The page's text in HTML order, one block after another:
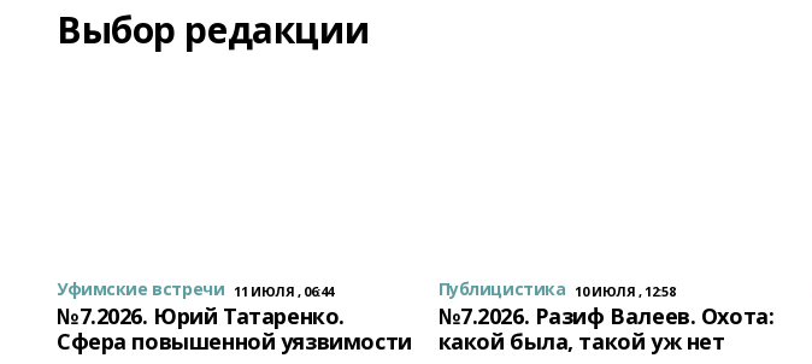
Выбор редакции
Уфимские встречи 11 ИЮЛЯ , 06:44
№7.2026. Юрий Татаренко.
Сфера повышенной уязвимости
Публицистика 10 ИЮЛЯ , 12:58
№7.2026. Разиф Валеев. Охота:
какой была, такой уж нет